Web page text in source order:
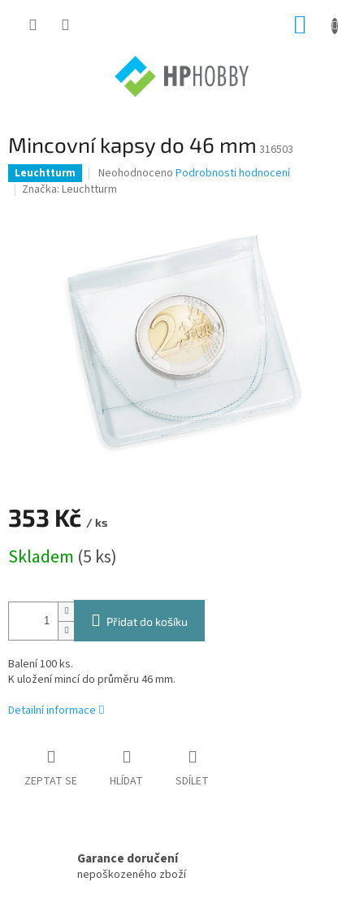
Mincovní kapsy do 46 mm 316503
Leuchtturm
Průměrné
hodnocení
Neohodnoceno Podrobnosti hodnocení
Značka: Leuchtturm
353 Kč / ks
cena:
Skladem (5 ks)
Přidat do košíku
Balení 100 ks.
K uložení mincí do průměru 46 mm.
Detailní informace
ZEPTAT SE HLÍDAT SDÍLET
Garance doručení
nepoškozeného zboží